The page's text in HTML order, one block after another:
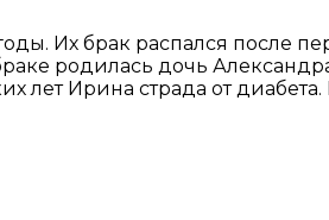
Их брак распался после
родилась дочь
Ирина страда от диабета.